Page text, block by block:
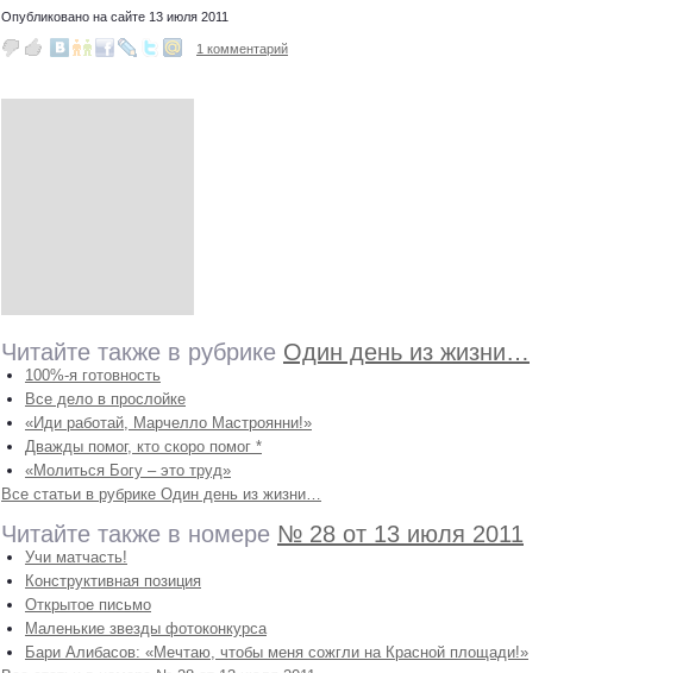
Опубликовано на сайте 13 июля 2011
1 комментарий
Читайте также в рубрике Один день из жизни…
100%-я готовность
Все дело в прослойке
«Иди работай, Марчелло Мастроянни!»
Дважды помог, кто скоро помог *
«Молиться Богу – это труд»
Все статьи в рубрике Один день из жизни…
Читайте также в номере № 28 от 13 июля 2011
Учи матчасть!
Конструктивная позиция
Открытое письмо
Маленькие звезды фотоконкурса
Бари Алибасов: «Мечтаю, чтобы меня сожгли на Красной площади!»